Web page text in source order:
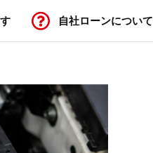
自社ローンについて